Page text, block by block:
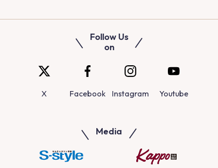
Follow Us
on
X Facebook Instagram Youtube
Media